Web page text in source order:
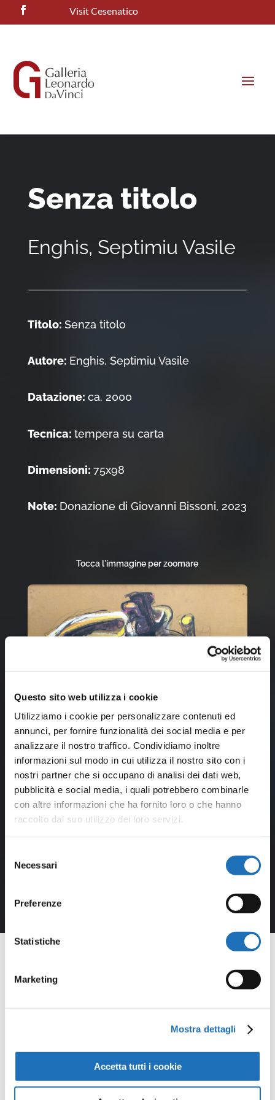
Questo sito web utilizza i cookie
Utilizziamo i cookie per personalizzare contenuti ed
annunci, per fornire funzionalità dei social media e per
analizzare il nostro traffico. Condividiamo inoltre
informazioni sul modo in cui utilizza il nostro sito con i
nostri partner che si occupano di analisi dei dati web,
pubblicità e social media, i quali potrebbero combinarle
con altre informazioni che ha fornito loro o che hanno
raccolto dal suo utilizzo dei loro servizi.
delNecessari
Preferenze
Statistiche
Marketing
Mostra dettagli
Accetta tutti i cookie
Visit Cesenatico
Senza titolo
Enghis, Septimiu Vasile
Titolo: Senza titolo
Autore: Enghis, Septimiu Vasile
Datazione: ca. 2000
Tecnica: tempera su carta
Dimensioni: 75x98
Note: Donazione di Giovanni Bissoni, 2023
Tocca l'immagine per zoomare
Opere della
Galleria
Virtuale